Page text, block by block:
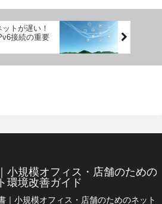
トが遅い！
接続の重要
小規模オフィス・店舗のための
環境改善ガイド
｜小規模オフィス・店舗のためのネット